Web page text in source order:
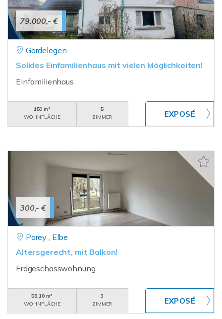
79.000,- €
Gardelegen
Solides Einfamilienhaus mit vielen Möglichkeiten!
Einfamilienhaus
150 m²
WOHNFLÄCHE
5
ZIMMER
300,- €
Parey , Elbe
Altersgerecht, mit Balkon!
Erdgeschosswohnung
58,10 m²
WOHNFLÄCHE
3
ZIMMER